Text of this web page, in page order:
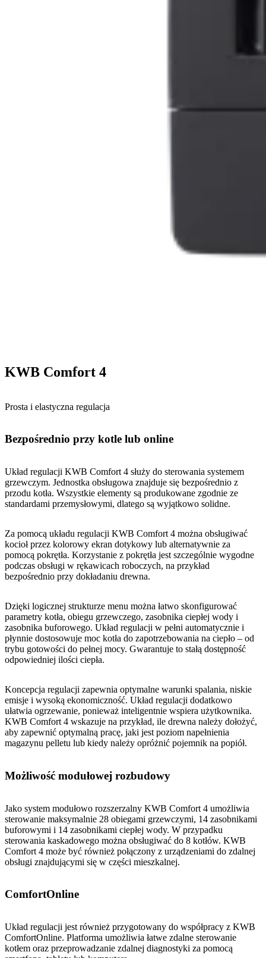
KWB Comfort 4
Prosta i elastyczna regulacja
Bezpośrednio przy kotle lub online
Układ regulacji KWB Comfort 4 służy do sterowania systemem
grzewczym. Jednostka obsługowa znajduje się bezpośrednio z
przodu kotła. Wszystkie elementy są produkowane zgodnie ze
standardami przemysłowymi, dlatego są wyjątkowo solidne.
Za pomocą układu regulacji KWB Comfort 4 można obsługiwać
kocioł przez kolorowy ekran dotykowy lub alternatywnie za
pomocą pokrętła. Korzystanie z pokrętła jest szczególnie wygodne
podczas obsługi w rękawicach roboczych, na przykład
bezpośrednio przy dokładaniu drewna.
Dzięki logicznej strukturze menu można łatwo skonfigurować
parametry kotła, obiegu grzewczego, zasobnika ciepłej wody i
zasobnika buforowego. Układ regulacji w pełni automatycznie i
płynnie dostosowuje moc kotła do zapotrzebowania na ciepło – od
trybu gotowości do pełnej mocy. Gwarantuje to stałą dostępność
odpowiedniej ilości ciepła.
Koncepcja regulacji zapewnia optymalne warunki spalania, niskie
emisje i wysoką ekonomiczność. Układ regulacji dodatkowo
ułatwia ogrzewanie, ponieważ inteligentnie wspiera użytkownika.
KWB Comfort 4 wskazuje na przykład, ile drewna należy dołożyć,
aby zapewnić optymalną pracę, jaki jest poziom napełnienia
magazynu pelletu lub kiedy należy opróżnić pojemnik na popiół.
Możliwość modułowej rozbudowy
Jako system modułowo rozszerzalny KWB Comfort 4 umożliwia
sterowanie maksymalnie 28 obiegami grzewczymi, 14 zasobnikami
buforowymi i 14 zasobnikami ciepłej wody. W przypadku
sterowania kaskadowego można obsługiwać do 8 kotłów. KWB
Comfort 4 może być również połączony z urządzeniami do zdalnej
obsługi znajdującymi się w części mieszkalnej.
ComfortOnline
Układ regulacji jest również przygotowany do współpracy z KWB
ComfortOnline. Platforma umożliwia łatwe zdalne sterowanie
kotłem oraz przeprowadzanie zdalnej diagnostyki za pomocą